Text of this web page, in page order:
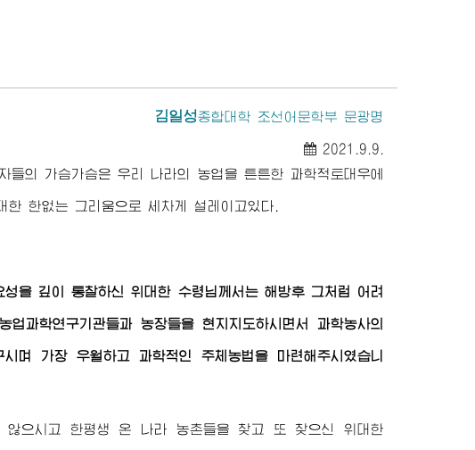
김일성종합대학 조선어문학부 문광명
2021.9.9.
의 가슴가슴은 우리 나라의 농업을 튼튼한 과학적토대우에
한 한없는 그리움으로 세차게 설레이고있다.
성을 깊이 통찰하신위대한 수령님께서 는 해방후 그처럼 어려
과학연구기관들과 농장들을 현지지도하시면서 과학농사의
며 가장 우월하고 과학적인 주체농법을 마련해주시였습니
않으시고 한평생 온 나라 농촌들을 찾고 또 찾으신 위대한